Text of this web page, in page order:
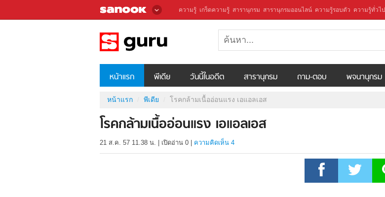
ความรู้ เกร็ดความรู้ สารานุกรม สารานุกรมออนไลน์ ความรู้รอบตัว ความรู้ทั่วไป
หน้าแรก พีเดีย วันนี้ในอดีต สารานุกรม ถาม-ตอบ พจนานุกรม
หน้าแรก พีเดีย โรคกล้ามเนื้ออ่อนแรง เอแอลเอส
โรคกล้ามเนื้ออ่อนแรง เอแอลเอส
21 ส.ค. 57 11.38 น. เปิดอ่าน 0 ความคิดเห็น 4